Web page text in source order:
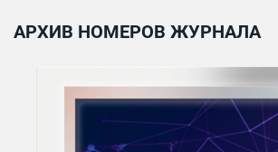
АРХИВ НОМЕРОВ ЖУРНАЛА